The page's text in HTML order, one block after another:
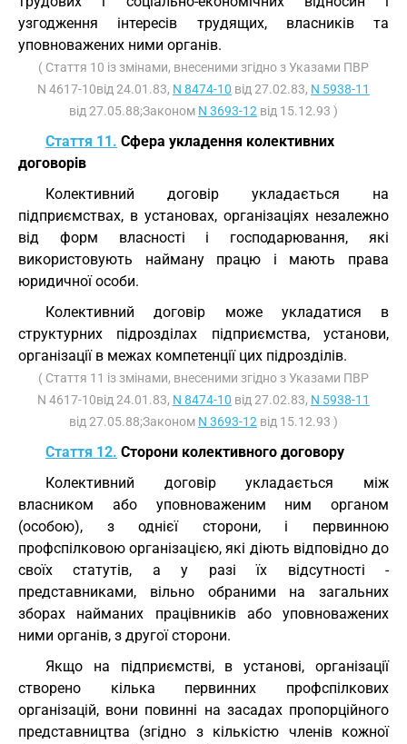
узгодження інтересів трудящих, власників та
уповноважених ними органів.
( Стаття 10 із змінами, внесеними згідно з Указами ПВР
N 4617-10від 24.01.83, N 8474-10 від 27.02.83, N 5938-11
від 27.05.88;Законом N 3693-12 від 15.12.93 )
Стаття 11. Сфера укладення колективних
договорів
Колективний договір укладається на
підприємствах, в установах, організаціях незалежно
від форм власності і господарювання, які
використовують найману працю і мають права
юридичної особи.
Колективний договір може укладатися в
структурних підрозділах підприємства, установи,
організації в межах компетенції цих підрозділів.
( Стаття 11 із змінами, внесеними згідно з Указами ПВР
N 4617-10від 24.01.83, N 8474-10 від 27.02.83, N 5938-11
від 27.05.88;Законом N 3693-12 від 15.12.93 )
Стаття 12. Сторони колективного договору
Колективний договір укладається між
власником або уповноваженим ним органом
(особою), з однієї сторони, і первинною
профспілковою організацією, які діють відповідно до
своїх статутів, а у разі їх відсутності -
представниками, вільно обраними на загальних
зборах найманих працівників або уповноважених
ними органів, з другої сторони.
Якщо на підприємстві, в установі, організації
створено кілька первинних профспілкових
організацій, вони повинні на засадах пропорційного
представництва (згідно з кількістю членів кожної